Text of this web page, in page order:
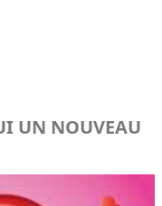
UN NOUVEAU